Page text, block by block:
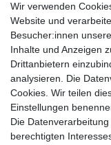
Newsletter-
FAQ / Fragen
Mein
Mein
Mein Konto
UNSER
Gottlieb-Daimler-
Wir verwenden
Website und
Besucher:innen
Inhalte und Anzeigen
Drittanbietern
analysieren. Die
Cookies. Wir teilen
Einstellungen
Die
berechtigten